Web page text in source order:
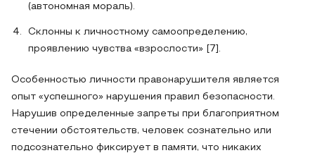
(автономная мораль).
Склонны к личностному самоопределению,
проявлению чувства «взрослости» [7].
Особенностью личности правонарушителя является
опыт «успешного» нарушения правил безопасности.
Нарушив определенные запреты при благоприятном
стечении обстоятельств, человек сознательно или
подсознательно фиксирует в памяти, что никаких